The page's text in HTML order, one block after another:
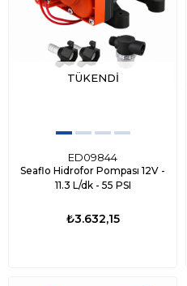
TÜKENDI
ED09844
Seaflo Hidrofor Pompası 12V -
11.3 L/dk - 55 PSI
₺3.632,15